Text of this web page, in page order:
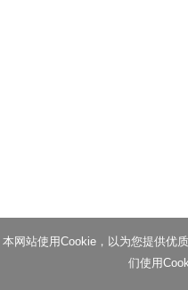
本网站使用Cookie，以为您提供优
们使用